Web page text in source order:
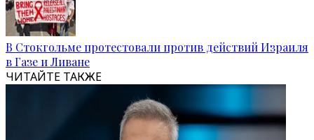
В Стокгольме протестовали против действий Израиля
в Газе и Ливане
ЧИТАЙТЕ ТАКЖЕ